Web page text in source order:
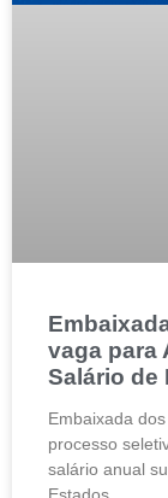
vaga para
Salário de
Embaixada
processo
salário anual